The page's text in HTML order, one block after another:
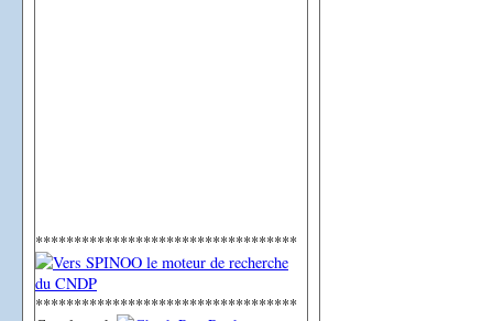
**********************************
**********************************